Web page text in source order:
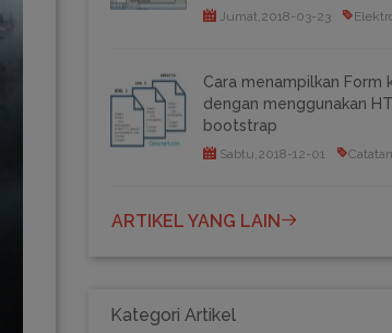
Jumat,2018-03-23
Cara menampilkan Form
dengan menggunakan
bootstrap
Sabtu,2018-12-01
ARTIKEL YANG LAIN
Kategori Artikel